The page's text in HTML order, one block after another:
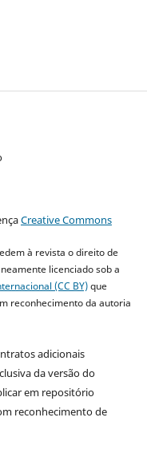
Creative Commons
à revista o direito de
licenciado sob a
(CC BY)que
reconhecimento da autoria
adicionais
da versão do
em repositório
reconhecimento de